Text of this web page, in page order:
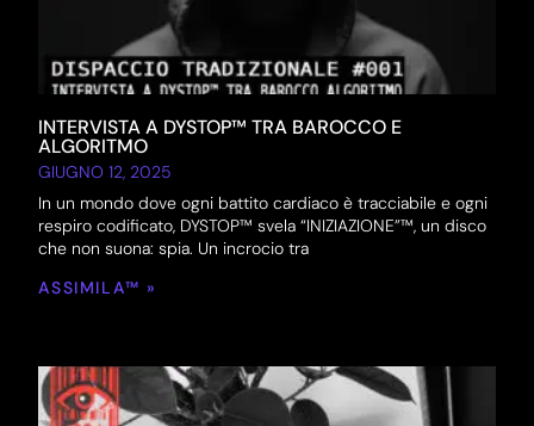
INTERVISTA A DYSTOP™ TRA BAROCCO E
ALGORITMO
GIUGNO 12, 2025
In un mondo dove ogni battito cardiaco è tracciabile e ogni
respiro codificato, DYSTOP™ svela “INIZIAZIONE”™, un disco
che non suona: spia. Un incrocio tra
ASSIMILA™ »